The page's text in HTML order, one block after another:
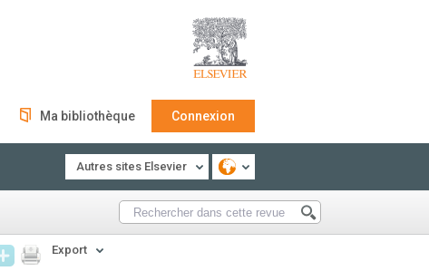
Ma bibliothèque Connexion
Autres sites Elsevier
Export